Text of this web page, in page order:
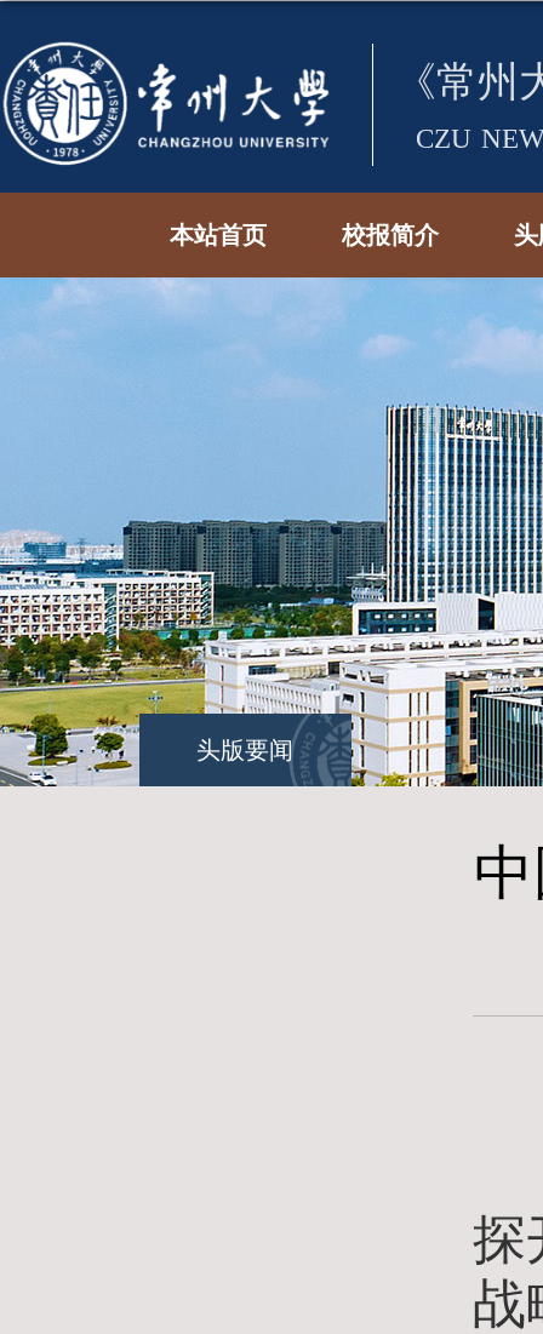
本站首页 校报简介
头版要闻
探
战